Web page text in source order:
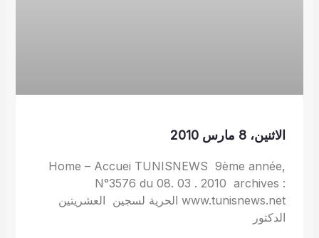
الاثنين، 8 مارس 2010
Home – Accuei TUNISNEWS 9ème année,
N°3576 du 08. 03 . 2010 archives :
www.tunisnews.net الحرية لسجين العشريتين
الدكتور